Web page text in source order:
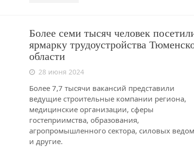
Более семи тысяч человек
ярмарку трудоустройства
области
28 июня 2024
Более 7,7 тысячи вакансий представили
ведущие строительные компании региона,
медицинские организации, сферы
гостеприимства, образования,
агропромышленного сектора, силовых
и другие.